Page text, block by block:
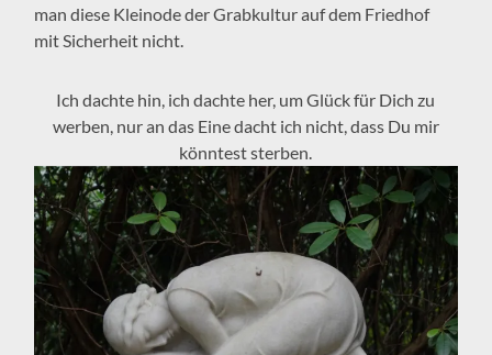
man diese Kleinode der Grabkultur auf dem Friedhof
mit Sicherheit nicht.
Ich dachte hin, ich dachte her, um Glück für Dich zu
werben, nur an das Eine dacht ich nicht, dass Du mir
könntest sterben.